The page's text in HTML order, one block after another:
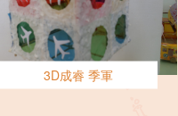
3D成睿 季軍